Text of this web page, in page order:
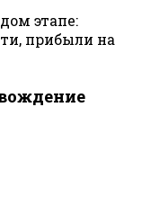
этапе:
прибыли на